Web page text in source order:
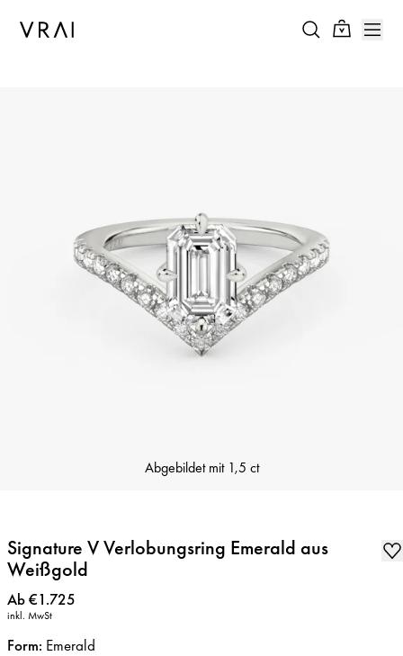
Abgebildet mit 1,5 ct
Signature V Verlobungsring Emerald aus
Weißgold
Preis:
Ab €1.725
inkl. MwSt
Form: Emerald